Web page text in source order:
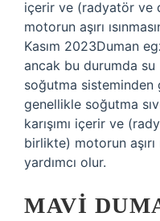
içerir ve (radyatör ve
motorun aşırı
Kasım 2023Duman
ancak bu durumda su
soğutma sisteminden
genellikle soğutma
karışımı içerir ve
birlikte) motorun aşırı
yardımcı olur.
MAVI